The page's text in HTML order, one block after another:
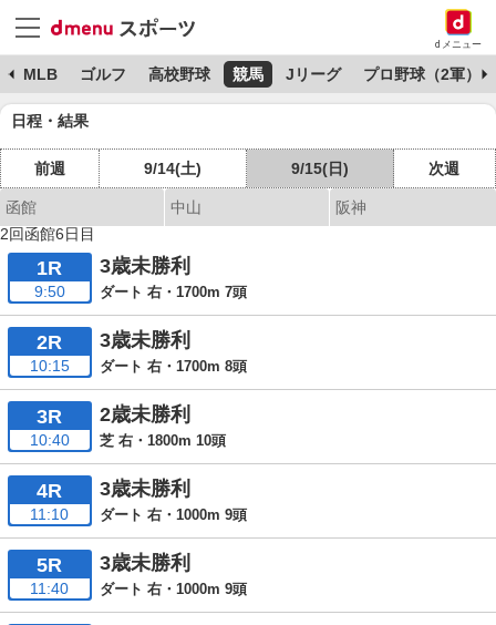
dメニュー
MLB ゴルフ 高校野球 競馬 Jリーグ プロ野球（2軍）
日程・結果
前週 9/14(土) 9/15(日) 次週
函館 中山
阪神
2回函館6日目
1R
9:50
3歳未勝利
ダート 右・1700m 7頭
2R
10:15
3歳未勝利
ダート 右・1700m 8頭
3R
10:40
2歳未勝利
芝 右・1800m 10頭
4R
11:10
3歳未勝利
ダート 右・1000m 9頭
5R
11:40
3歳未勝利
ダート 右・1000m 9頭